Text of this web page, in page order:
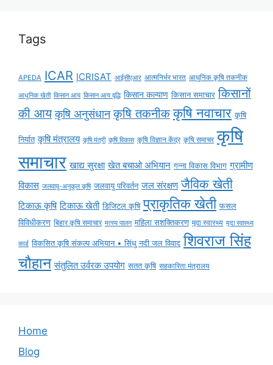
Tags
APEDA ICAR ICRISAT आईसीएआर आत्मनिर्भर भारत आधुनिक कृषि तकनीक
आधुनिक खेती किसान आय किसान आय वृद्धि किसान कल्याण किसान समाचार किसानों
की आय कृषि अनुसंधान कृषि तकनीक कृषि नवाचार कृषि
निर्यात कृषि मंत्रालय कृषि मंत्री कृषि विकास कृषि विज्ञान केंद्र कृषि समाचर कृषि
समाचार खाद्य सुरक्षा खेत बचाओ अभियान गन्ना विकास विभाग ग्रामीण
विकास जलवायु-अनुकूल कृषि जलवायु परिवर्तन जल संरक्षण जैविक खेती
टिकाऊ कृषि टिकाऊ खेती डिजिटल कृषि प्राकृतिक खेती फसल
विविधीकरण बिहार कृषि समाचार मत्स्य पालन महिला सशक्तिकरण मृदा स्वास्थ्य मृदा स्वास्थ्य
कार्ड विकसित कृषि संकल्प अभियान • सिंधु नदी जल विवाद शिवराज सिंह
चौहान संतुलित उर्वरक उपयोग सतत कृषि सहकारिता मंत्रालय
Home
Blog